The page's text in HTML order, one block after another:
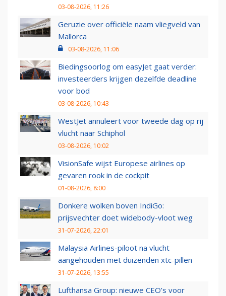
03-08-2026, 11:26
Geruzie over officiële naam vliegveld van
Mallorca
03-08-2026, 11:06
Biedingsoorlog om easyJet gaat verder:
investeerders krijgen dezelfde deadline
voor bod
03-08-2026, 10:43
WestJet annuleert voor tweede dag op rij
vlucht naar Schiphol
03-08-2026, 10:02
VisionSafe wijst Europese airlines op
gevaren rook in de cockpit
01-08-2026, 8:00
Donkere wolken boven IndiGo:
prijsvechter doet widebody-vloot weg
31-07-2026, 22:01
Malaysia Airlines-piloot na vlucht
aangehouden met duizenden xtc-pillen
31-07-2026, 13:55
Lufthansa Group: nieuwe CEO’s voor